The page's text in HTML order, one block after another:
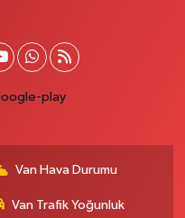
Van Hava Durumu
Van Trafik Yoğunluk